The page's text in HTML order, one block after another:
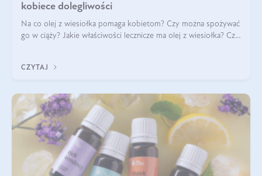
kobiece dolegliwości
Na co olej z wiesiołka pomaga kobietom? Czy można spożywać
go w ciąży? Jakie właściwości lecznicze ma olej z wiesiołka? Czy
CZYTAJ